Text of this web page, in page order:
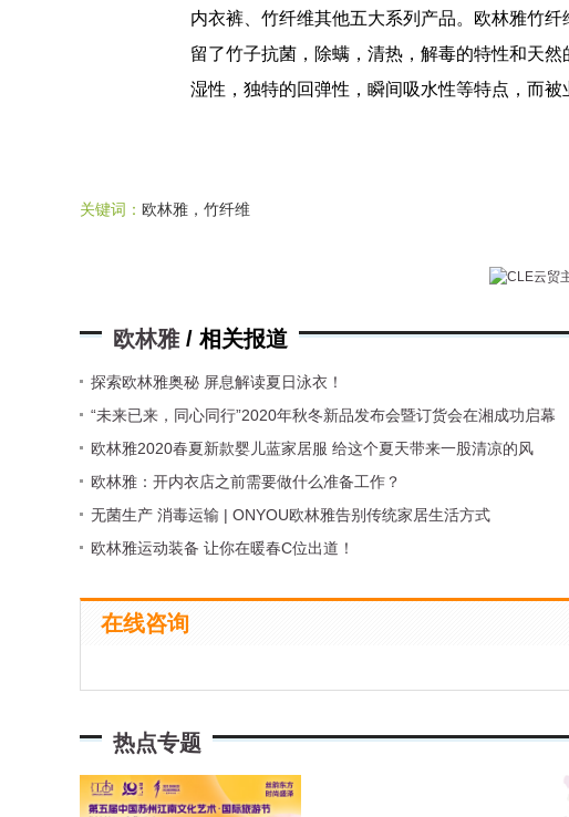
内衣裤、竹纤维其他五大系列产品。欧林雅竹
留了竹子抗菌，除螨，清热，解毒的特性和天
湿性，独特的回弹性，瞬间吸水性等特点，而被
关键词： 欧林雅，竹纤维
欧林雅/ 相关报道
探索欧林雅奥秘 屏息解读夏日泳衣！
“未来已来，同心同行”2020年秋冬新品发布会暨订货会在湘成功启幕
欧林雅2020春夏新款婴儿蓝家居服 给这个夏天带来一股清凉的风
欧林雅：开内衣店之前需要做什么准备工作？
无菌生产 消毒运输 | ONYOU欧林雅告别传统家居生活方式
欧林雅运动装备 让你在暖春C位出道！
在线咨询
热点专题